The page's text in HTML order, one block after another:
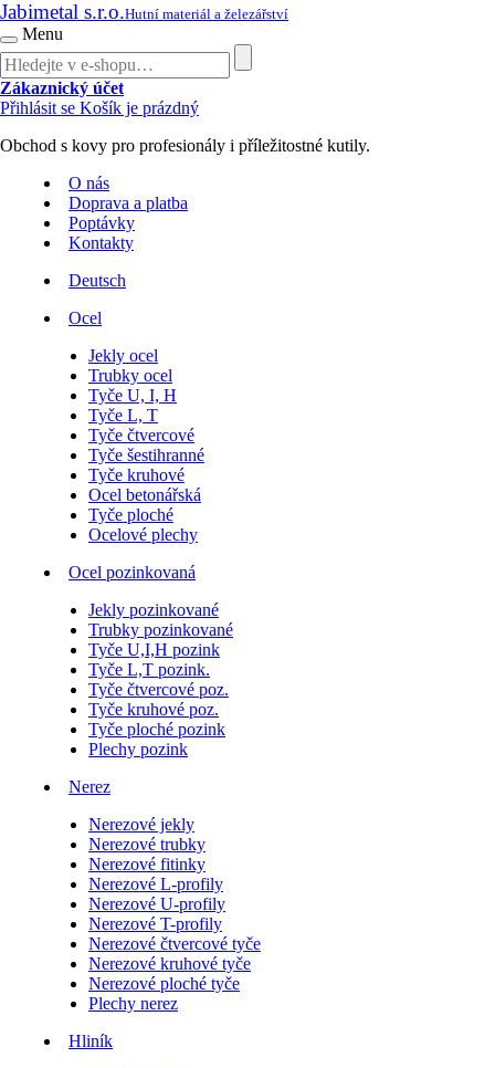
Jabimetal s.r.o.Hutní materiál a železářství
Menu
Zákaznický účet
Přihlásit se Košík je prázdný
Obchod s kovy pro profesionály i příležitostné kutily.
O nás
Doprava a platba
Poptávky
Kontakty
Deutsch
Ocel
Jekly ocel
Trubky ocel
Tyče U, I, H
Tyče L, T
Tyče čtvercové
Tyče šestihranné
Tyče kruhové
Ocel betonářská
Tyče ploché
Ocelové plechy
Ocel pozinkovaná
Jekly pozinkované
Trubky pozinkované
Tyče U,I,H pozink
Tyče L,T pozink.
Tyče čtvercové poz.
Tyče kruhové poz.
Tyče ploché pozink
Plechy pozink
Nerez
Nerezové jekly
Nerezové trubky
Nerezové fitinky
Nerezové L-profily
Nerezové U-profily
Nerezové T-profily
Nerezové čtvercové tyče
Nerezové kruhové tyče
Nerezové ploché tyče
Plechy nerez
Hliník